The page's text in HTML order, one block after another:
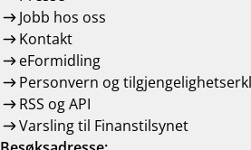
Jobb hos oss
Kontakt
eFormidling
Personvern og
RSS og API
Varsling til Finanstilsynet